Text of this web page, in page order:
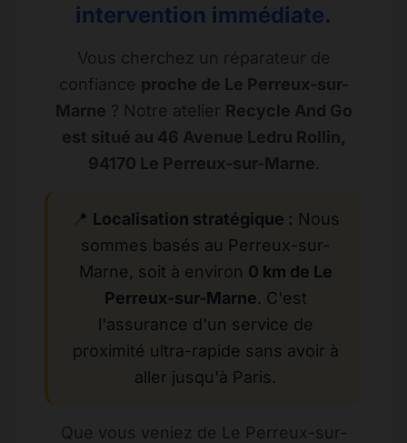
intervention immédiate.
Vous cherchez un réparateur de
confiance proche de Le Perreux-sur-
Marne ? Notre atelier Recycle And Go
est situé au 46 Avenue Ledru Rollin,
94170 Le Perreux-sur-Marne.
📍 Localisation stratégique : Nous
sommes basés au Perreux-sur-
Marne, soit à environ 0 km de Le
Perreux-sur-Marne. C'est
l'assurance d'un service de
proximité ultra-rapide sans avoir à
aller jusqu'à Paris.
Que vous veniez de Le Perreux-sur-